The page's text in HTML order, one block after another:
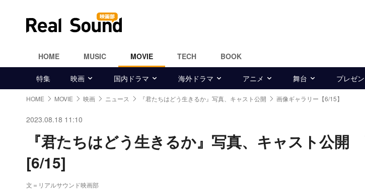
HOME MUSIC MOVIE TECH BOOK
特集 映画 国内ドラマ 海外ドラマ アニメ 舞台 プレゼ
HOME MOVIE 映画 ニュース 『君たちはどう生きるか』写真、キャスト公開 画像ギャラリー【6/15】
2023.08.18 11:10
『君たちはどう生きるか』写真、キャスト公
[6/15]
文＝リアルサウンド映画部